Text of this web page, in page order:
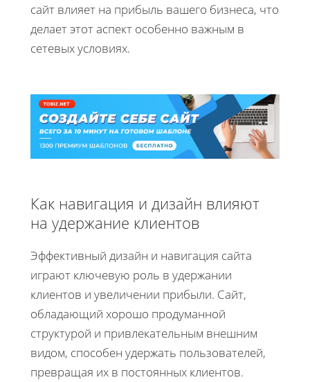
сайт влияет на прибыль вашего бизнеса, что
делает этот аспект особенно важным в
сетевых условиях.
Как навигация и дизайн влияют
на удержание клиентов
Эффективный дизайн и навигация сайта
играют ключевую роль в удержании
клиентов и увеличении прибыли. Сайт,
обладающий хорошо продуманной
структурой и привлекательным внешним
видом, способен удержать пользователей,
превращая их в постоянных клиентов.